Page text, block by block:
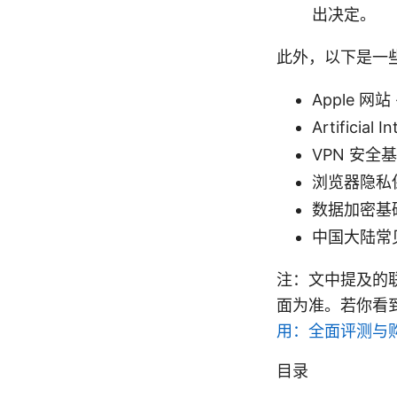
出决定。
此外，以下是一
Apple 网
Artificial
VPN 安全
浏览器隐
数据加密
中国大陆
注：文中提及的
面为准。若你看
用：全面评测与
目录